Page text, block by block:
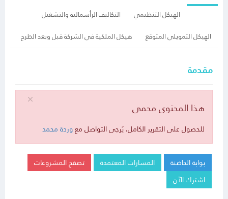
الهيكل التنظيمي
التكاليف الرأسمالية والتشغيل
الهيكل التمويلي المتوقع
هيكل الملكية في الشركة قبل وبعد الطرح
مقدمة
هذا المحتوى محمي
للحصول على التقرير الكامل، يُرجى التواصل معوردة محمد
بوابة الحاضنة المسارات المعتمدة
تصفح المشروعات
اشترك الآن